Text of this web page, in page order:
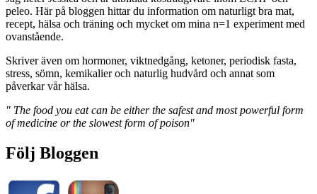
peleo. Här på bloggen hittar du information om naturligt bra mat,
recept, hälsa och träning och mycket om mina n=1 experiment med
ovanstående.
Skriver även om hormoner, viktnedgång, ketoner, periodisk fasta,
stress, sömn, kemikalier och naturlig hudvård och annat som
påverkar vår hälsa.
" The food you eat can be either the safest and most powerful form
of medicine or the slowest form of poison"
Följ Bloggen